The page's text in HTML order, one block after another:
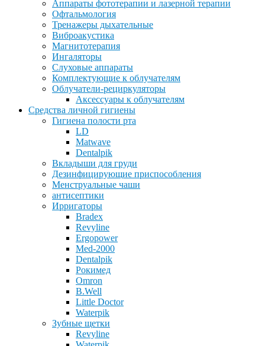
Аппараты фототерапии и лазерной терапии
Офтальмология
Тренажеры дыхательные
Виброакустика
Магнитотерапия
Ингаляторы
Слуховые аппараты
Комплектующие к облучателям
Облучатели-рециркуляторы
Аксессуары к облучателям
Средства личной гигиены
Гигиена полости рта
LD
Matwave
Dentalpik
Вкладыши для груди
Дезинфицирующие приспособления
Менструальные чаши
антисептики
Ирригаторы
Bradex
Revyline
Ergopower
Med-2000
Dentalpik
Рокимед
Omron
B.Well
Little Doctor
Waterpik
Зубные щетки
Revyline